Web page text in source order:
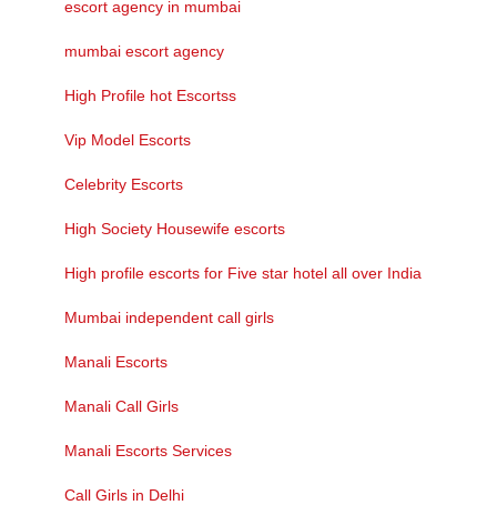
escort agency in mumbai
mumbai escort agency
High Profile hot Escortss
Vip Model Escorts
Celebrity Escorts
High Society Housewife escorts
High profile escorts for Five star hotel all over India
Mumbai independent call girls
Manali Escorts
Manali Call Girls
Manali Escorts Services
Call Girls in Delhi